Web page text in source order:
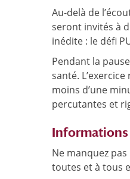
Au-delà de
seront invités à
inédite : le défi
Pendant la
santé.
moins d’une
percutantes et
Ne manquez
toutes et à tous